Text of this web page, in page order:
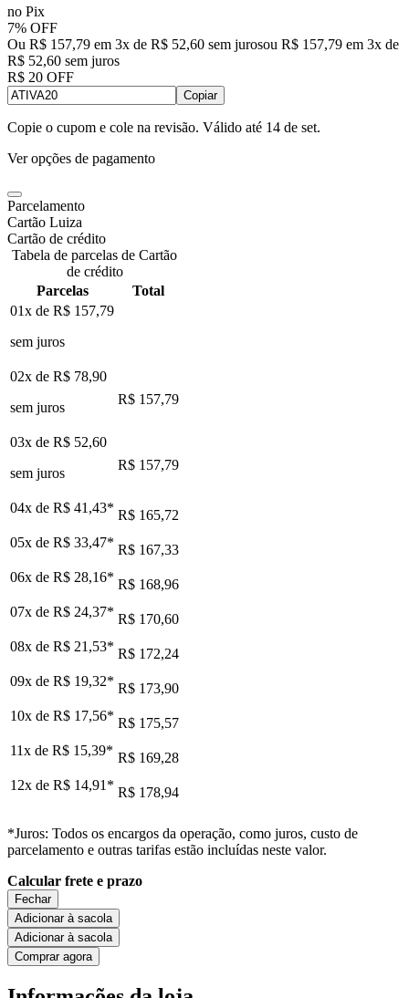
no Pix
7% OFF
Ou R$ 157,79 em 3x de R$ 52,60 sem jurosou R$ 157,79 em 3x de
R$ 52,60 sem juros
R$ 20 OFF
Copiar
Copie o cupom e cole na revisão. Válido até 14 de set.
Ver opções de pagamento
Parcelamento
Cartão Luiza
Cartão de crédito
Tabela de parcelas de Cartão
de crédito
Parcelas
Total
01x de R$ 157,79
sem juros
02x de R$ 78,90
sem juros
R$ 157,79
03x de R$ 52,60
sem juros
R$ 157,79
04x de R$ 41,43* R$ 165,72
05x de R$ 33,47* R$ 167,33
06x de R$ 28,16* R$ 168,96
07x de R$ 24,37* R$ 170,60
08x de R$ 21,53* R$ 172,24
09x de R$ 19,32* R$ 173,90
10x de R$ 17,56* R$ 175,57
11x de R$ 15,39* R$ 169,28
12x de R$ 14,91 * R$ 178,94
*Juros: Todos os encargos da operação, como juros, custo de
parcelamento e outras tarifas estão incluídas neste valor.
Calcular frete e prazo
Fechar
Adicionar à sacola
Adicionar à sacola
Comprar agora